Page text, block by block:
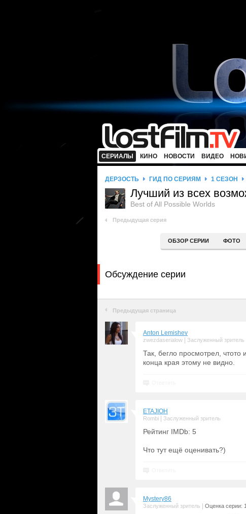
СЕРИАЛЫ КИНО НОВОСТИ ВИДЕО
ДЕРЗОСТЬ ГИД ПО СЕРИЯМ 1 СЕЗОН
Лучший из всех
Best of All Possible Worlds
Предыдущая серия
ОБЗОР СЕРИИ ФОТО
Обсуждение серии
Предыдущая страница
Anton Lemishev
zwezdaserialow Заслуженный зритель
Так, бегло просмотрел, чтото
конца края этому не видно.
ETAJIOH
Rombi Заслуженный зритель
Рейтинг IMDb: 5
Что тут ещё оценивать?)
Mystery86
Заслуженный зритель Оценка серии: